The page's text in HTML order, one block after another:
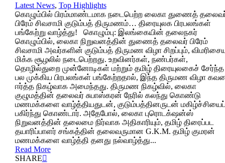
Latest News, Top Highlights
கொழும்பில் பிரம்மாண்டமாக நடைபெற்ற லைகா துணைத்
பிரேம் சிவசாமி குடும்பத் திருமணம்… திரையுலக பிரபலங்கள்
பங்கேற்று வாழ்த்து! கொழும்பு: இலங்கையின் தலைநகர்
கொழும்பில், லைகா நிறுவனத்தின் துணைத் தலைவர் பிரேம்
சிவசாமி அவர்களின் குடும்பத் திருமண விழா சிறப்பும்,
மிக்க சூழலில் நடைபெற்றது. உறவினர்கள், நண்பர்கள்,
தொழில்துறை முன்னோடிகள் மற்றும் தமிழ் திரையுலகைச் சேர்ந்த
பல முக்கிய பிரபலங்கள் பங்கேற்றதால், இந்த திருமண விழா
ஈர்த்த நிகழ்வாக அமைந்தது. திருமண நிகழ்வில், லைகா
குழுமத்தின் தலைவர் சுபாஸ்கரன் நேரில் கலந்து கொண்டு
மணமக்களை வாழ்த்தியதுடன், குடும்பத்தினருடன்
பகிர்ந்து கொண்டார். அதேபோல், லைகா புரொடக்‌ஷன்ஸ்
நிறுவனத்தின் தலைமை நிர்வாக அதிகாரியும், தமிழ் திரைப்பட
தயாரிப்பாளர் சங்கத்தின் தலைவருமான G.K.M. தமிழ் குமரன்
மணமக்களை வாழ்த்தி தனது நல்வாழ்த்து...
Read More
SHARE